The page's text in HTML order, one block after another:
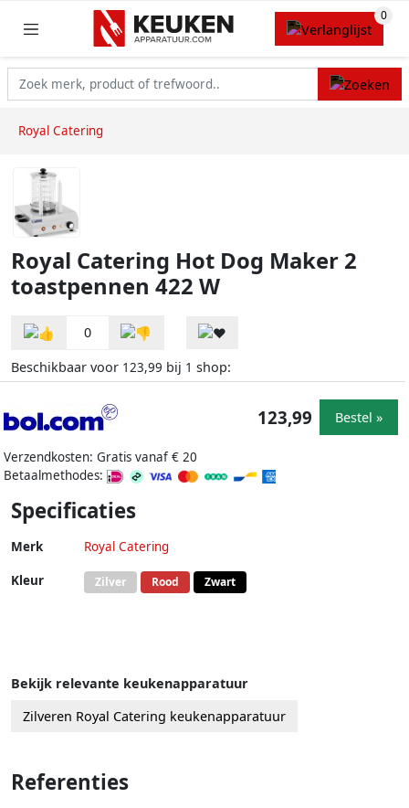
Royal Catering
Royal Catering Hot Dog Maker 2
toastpennen 422 W
0
Beschikbaar voor 123,99 bij 1 shop:
Verzendkosten: Gratis vanaf € 20
Betaalmethodes:
123,99 Bestel »
Specificaties
Merk Royal Catering
Kleur Zilver Rood Zwart
Bekijk relevante keukenapparatuur
Zilveren Royal Catering keukenapparatuur
Referenties